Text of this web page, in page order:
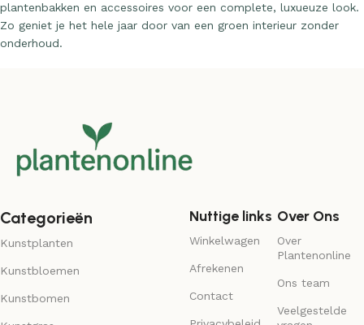
plantenbakken en accessoires voor een complete, luxueuze look.
Zo geniet je het hele jaar door van een groen interieur zonder
onderhoud.
Categorieën
Kunstplanten
Kunstbloemen
Kunstbomen
Nuttige links
Winkelwagen
Afrekenen
Contact
Over Ons
Over
Plantenonline
Ons team
Veelgestelde